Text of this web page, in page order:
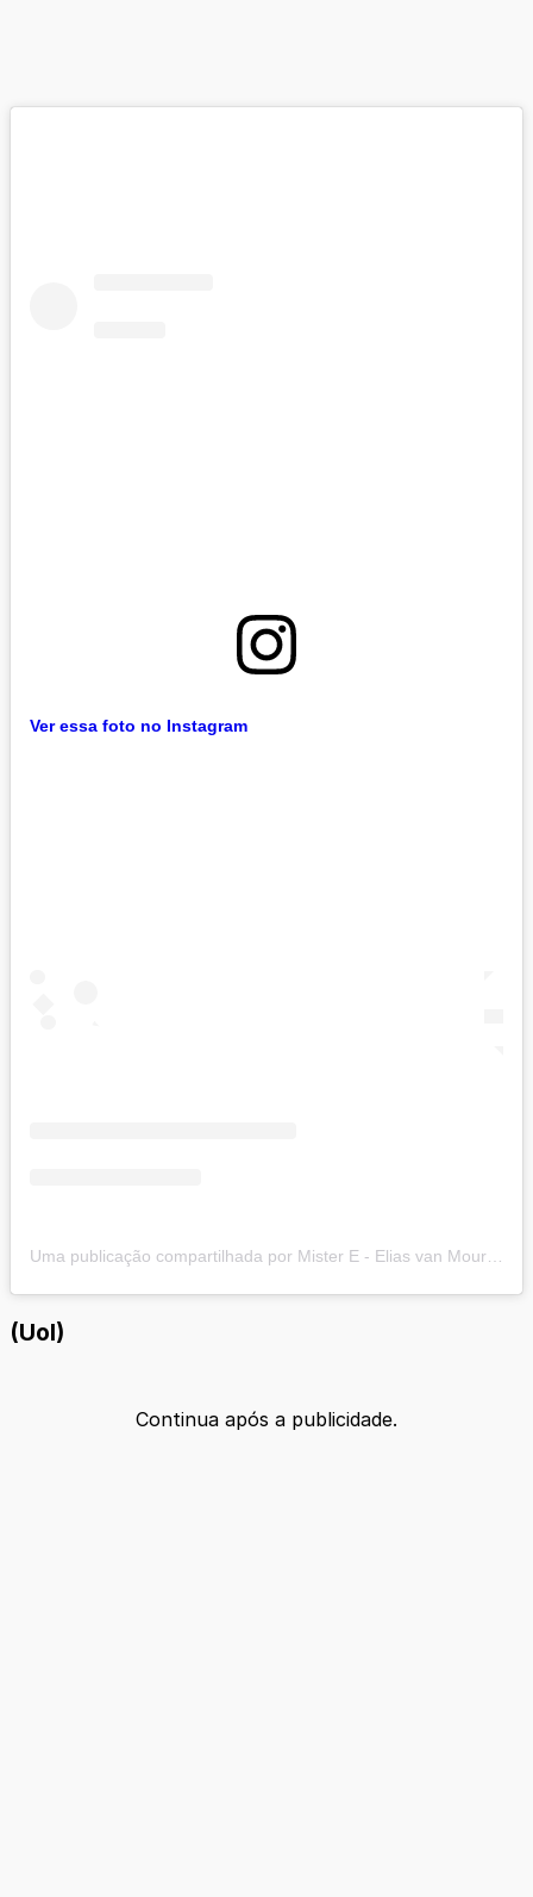
Ver essa foto no Instagram
Uma publicação compartilhada por Mister E - Elias van Mourik (@mynameismistere)
(Uol)
Continua após a publicidade.